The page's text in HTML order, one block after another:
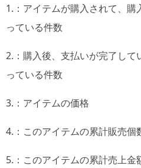
1.：アイテムが購入されて、
っている件数
2.：購入後、支払いが完了して
っている件数
3.：アイテムの価格
4.：このアイテムの累計販売個
5.：このアイテムの累計売上金